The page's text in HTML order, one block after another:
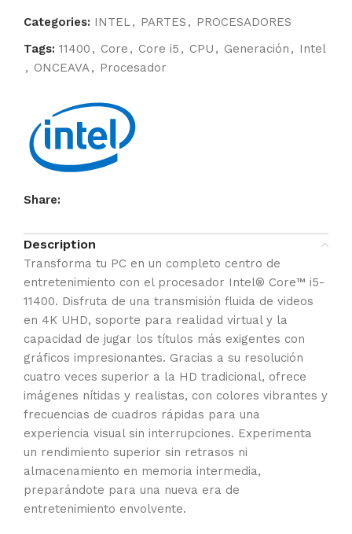
Categories: INTEL, PARTES , PROCESADORES
Tags: 11400 , Core , Core i5 , CPU , Generación , Intel
, ONCEAVA, Procesador
Share:
Description
Transforma tu PC en un completo centro de
entretenimiento con el procesador Intel® Core™ i5-
11400. Disfruta de una transmisión fluida de videos
en 4K UHD, soporte para realidad virtual y la
capacidad de jugar los títulos más exigentes con
gráficos impresionantes. Gracias a su resolución
cuatro veces superior a la HD tradicional, ofrece
imágenes nítidas y realistas, con colores vibrantes y
frecuencias de cuadros rápidas para una
experiencia visual sin interrupciones. Experimenta
un rendimiento superior sin retrasos ni
almacenamiento en memoria intermedia,
preparándote para una nueva era de
entretenimiento envolvente.